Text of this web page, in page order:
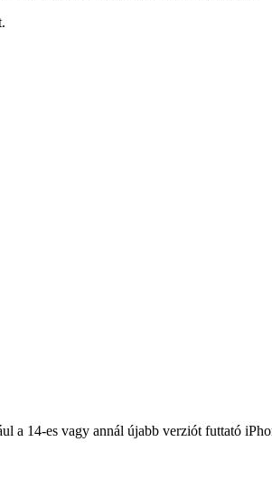
a 14-es vagy annál újabb verziót futtató